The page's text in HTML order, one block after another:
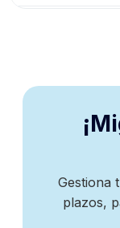
Gestiona
plazos,